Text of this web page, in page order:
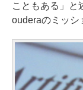
こともある」と
ouderaのミッシ